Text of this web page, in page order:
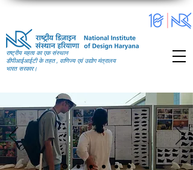
राष्ट्रीय महत्व का एक संस्थान
डीपीआईआईटी के तहत , वाणिज्य एवं उद्योग मंत्रालय
भारत सरकार।